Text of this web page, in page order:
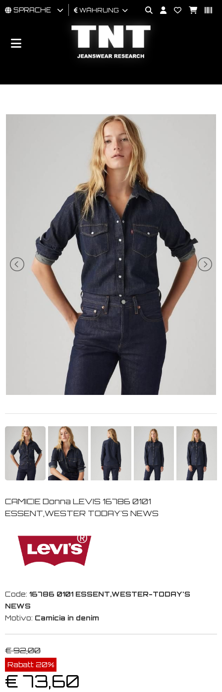
MÄNNER
BRAND
SPRACHE WÄHRUNG
CAMICIE Donna LEVIS 16786 0101
ESSENT,WESTER TODAY'S NEWS
Code: 16786 0101 ESSENT,WESTER-TODAY'S
NEWS
Motivo: Camicia in denim
€ 92,00
Rabatt 20%
€ 73,60